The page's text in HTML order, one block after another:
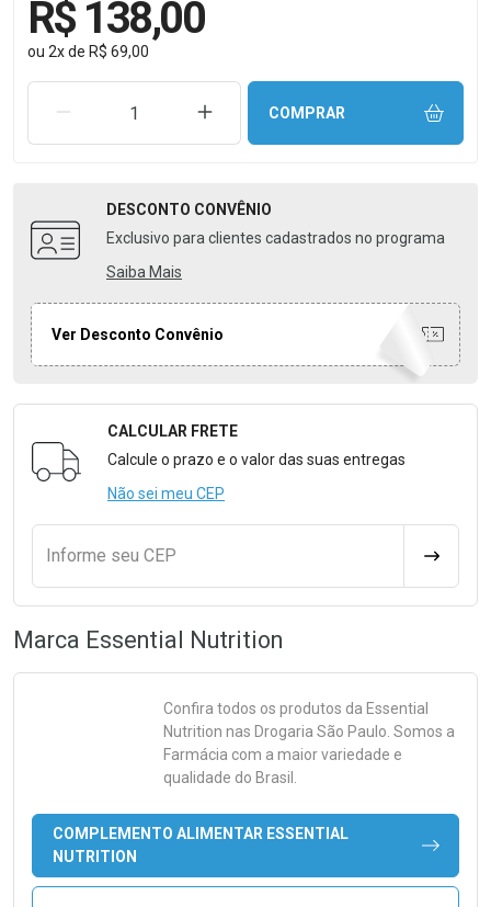
R$ 138,00
ou 2xde R$ 69,00
REMOVER UMA UNIDADEAUMENTAR UMA UNIDADE
COMPRAR
DESCONTO CONVÊNIO
Exclusivo para clientes cadastrados no programa
Saiba Mais
Ver Desconto Convênio
Formulário para Calcular o Frete
CALCULAR FRETE
Calcule o prazo e o valor das suas entregas
Não sei meu CEP
Informe seu CEP
Marca Essential Nutrition
Confira todos os produtos da Essential
Nutrition nas Drogaria São Paulo. Somos a
Farmácia com a maior variedade e
qualidade do Brasil.
COMPLEMENTO ALIMENTAR ESSENTIAL
NUTRITION